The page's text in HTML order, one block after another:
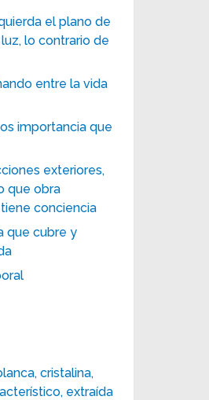
el plano de
lo contrario de
entre la vida
importancia que
exteriores,
que obra
conciencia
que cubre y
cristalina,
extraída